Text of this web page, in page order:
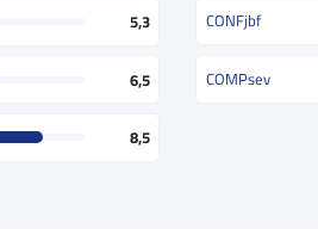
5,3
6,5
8,5
CONFjbf
COMPsev